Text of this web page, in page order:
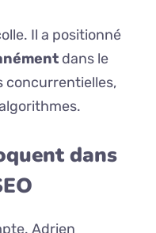
Il a positionné
dans le
concurrentielles,
dans
Adrien